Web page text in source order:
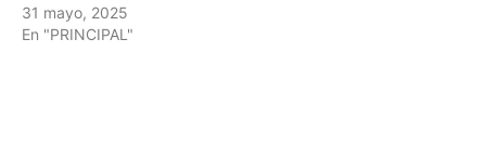
31 mayo, 2025
En "PRINCIPAL"